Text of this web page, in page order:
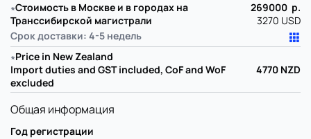
∗Стоимость в Москве и в городах на
Транссибирской магистрали
Срок доставки: 4-5 недель
269000 р.
3270 USD
∗Price in New Zealand
Import duties and GST included, CoF and WoF
excluded
4770 NZD
Общая информация
Год регистрации